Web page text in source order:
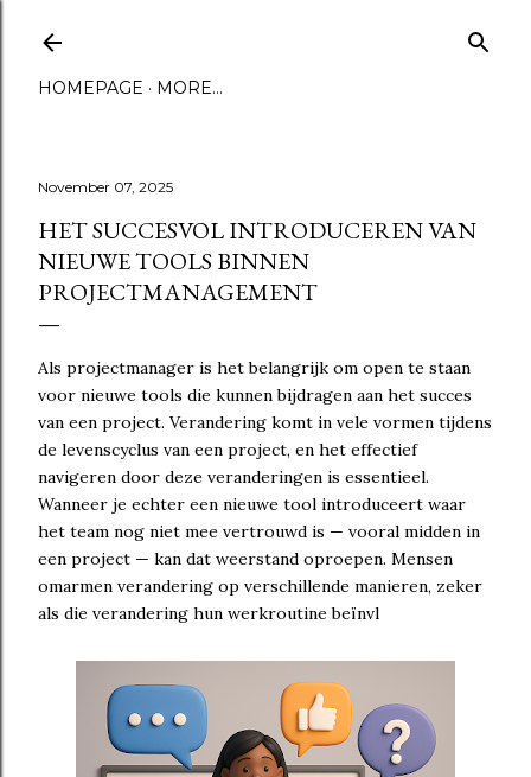
HOMEPAGE MORE…
November 07, 2025
HET SUCCESVOL INTRODUCEREN VAN
NIEUWE TOOLS BINNEN
PROJECTMANAGEMENT
Als projectmanager is het belangrijk om open te staan
voor nieuwe tools die kunnen bijdragen aan het succes
van een project. Verandering komt in vele vormen tijdens
de levenscyclus van een project, en het effectief
navigeren door deze veranderingen is essentieel.
Wanneer je echter een nieuwe tool introduceert waar
het team nog niet mee vertrouwd is — vooral midden in
een project — kan dat weerstand oproepen. Mensen
omarmen verandering op verschillende manieren, zeker
als die verandering hun werkroutine beïnvl